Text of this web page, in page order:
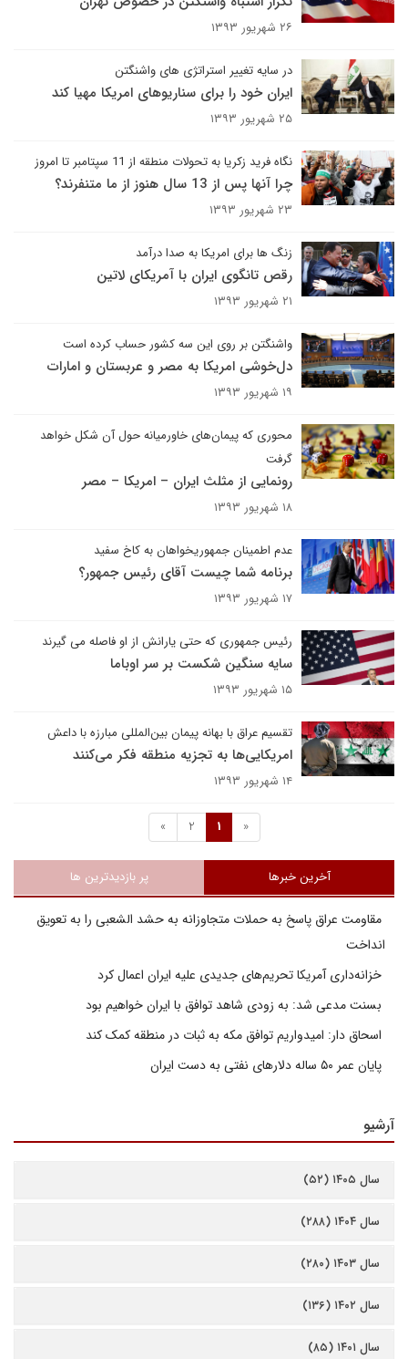
۲۶ شهریور ۱۳۹۳
در سایه تغییر استراتژی های واشنگتن
ایران خود را برای سناریوهای امریکا مهیا کند
۲۵ شهریور ۱۳۹۳
نگاه فرید زکریا به تحولات منطقه از 11 سپتامبر تا امروز
چرا آنها پس از 13 سال هنوز از ما متنفرند؟
۲۳ شهریور ۱۳۹۳
زنگ ها برای امریکا به صدا درآمد
رقص تانگوی ایران با آمریکای لاتین
۲۱ شهریور ۱۳۹۳
واشنگتن بر روی این سه کشور حساب کرده است
دل‌خوشی امریکا به مصر و عربستان و امارات
۱۹ شهریور ۱۳۹۳
محوری که پیمان‌های خاورمیانه حول آن شکل خواهد
گرفت
رونمایی از مثلث ایران – امریکا – مصر
۱۸ شهریور ۱۳۹۳
عدم اطمینان جمهوریخواهان به کاخ سفید
برنامه شما چیست آقای رئیس جمهور؟
۱۷ شهریور ۱۳۹۳
رئیس جمهوری که حتی یارانش از او فاصله می گیرند
سایه سنگین شکست بر سر اوباما
۱۵ شهریور ۱۳۹۳
تقسیم عراق با بهانه پیمان بین‌المللی مبارزه با داعش
امریکایی‌ها به تجزیه منطقه فکر می‌کنند
۱۴ شهریور ۱۳۹۳
«
1
2
»
آخرین خبرها پر بازدیدترین ها
مقاومت عراق پاسخ به حملات متجاوزانه به حشد الشعبی را به تعویق
انداخت
خزانه‌داری آمریکا تحریم‌های جدیدی علیه ایران اعمال کرد
بسنت مدعی شد: به زودی شاهد توافق با ایران خواهیم بود
اسحاق دار: امیدواریم توافق مکه به ثبات در منطقه کمک کند
پایان عمر ۵۰ ساله دلارهای نفتی به دست ایران
آرشیو
سال ۱۴۰۵ (۵۲)
سال ۱۴۰۴ (۲۸۸)
سال ۱۴۰۳ (۲۸۰)
سال ۱۴۰۲ (۱۳۶)
سال ۱۴۰۱ (۸۵)